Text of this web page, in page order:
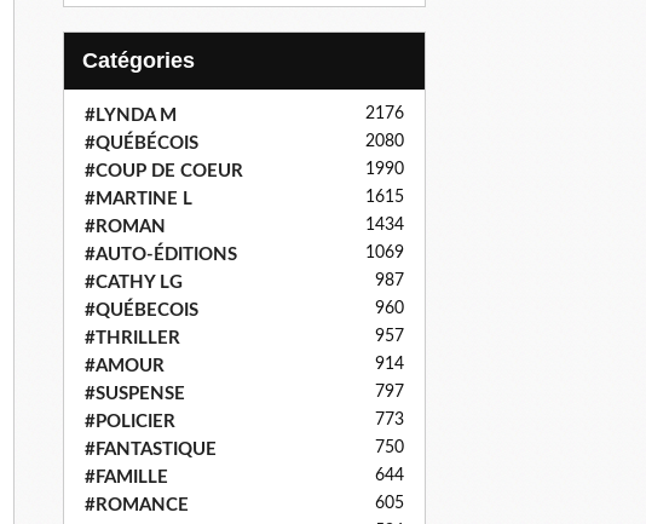
Catégories
#LYNDA M 2176
#QUÉBÉCOIS 2080
#COUP DE COEUR 1990
#MARTINE L 1615
#ROMAN 1434
#AUTO-ÉDITIONS 1069
#CATHY LG 987
#QUÉBECOIS 960
#THRILLER 957
#AMOUR 914
#SUSPENSE 797
#POLICIER 773
#FANTASTIQUE 750
#FAMILLE 644
#ROMANCE 605